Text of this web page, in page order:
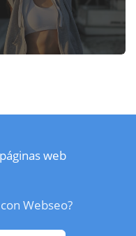
web
Webseo?